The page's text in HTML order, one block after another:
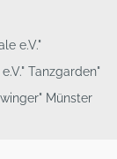
e.V."
Tanzgarden"
Münster